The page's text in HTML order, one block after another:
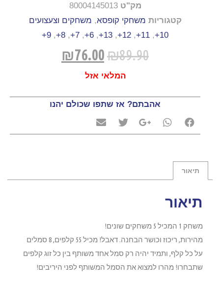
מק"ט 80004145013
קטגוריות משחקי קופסא, משחקים וצעצועים
10+
,
11+
,
12+
,
13+
,
6+
,
7+
,
8+
,
9+
₪89.90
₪76.00
המלאי אזל
אהבתם? אז שתפו שכולם יהנו
תיאור
תיאור
משחק 1 המכיל 5 משחקים שונים!
מהירות, ריכוז וכושר הבחנה. דאבל! מכיל 55 קלפים, 8 סמלים
על כל קלף, ותמיד יהיה רק סמל אחד משותף בין כל זוג קלפים
שתבחרו! מהרו למצוא את הסמל המשותף לפני היריבים!